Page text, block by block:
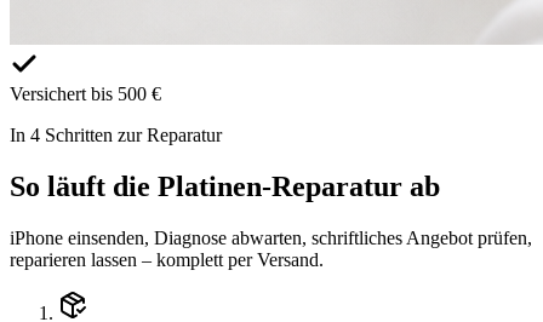
Versichert bis 500 €
In 4 Schritten zur Reparatur
So läuft die Platinen-Reparatur ab
iPhone einsenden, Diagnose abwarten, schriftliches Angebot prüfen,
reparieren lassen – komplett per Versand.